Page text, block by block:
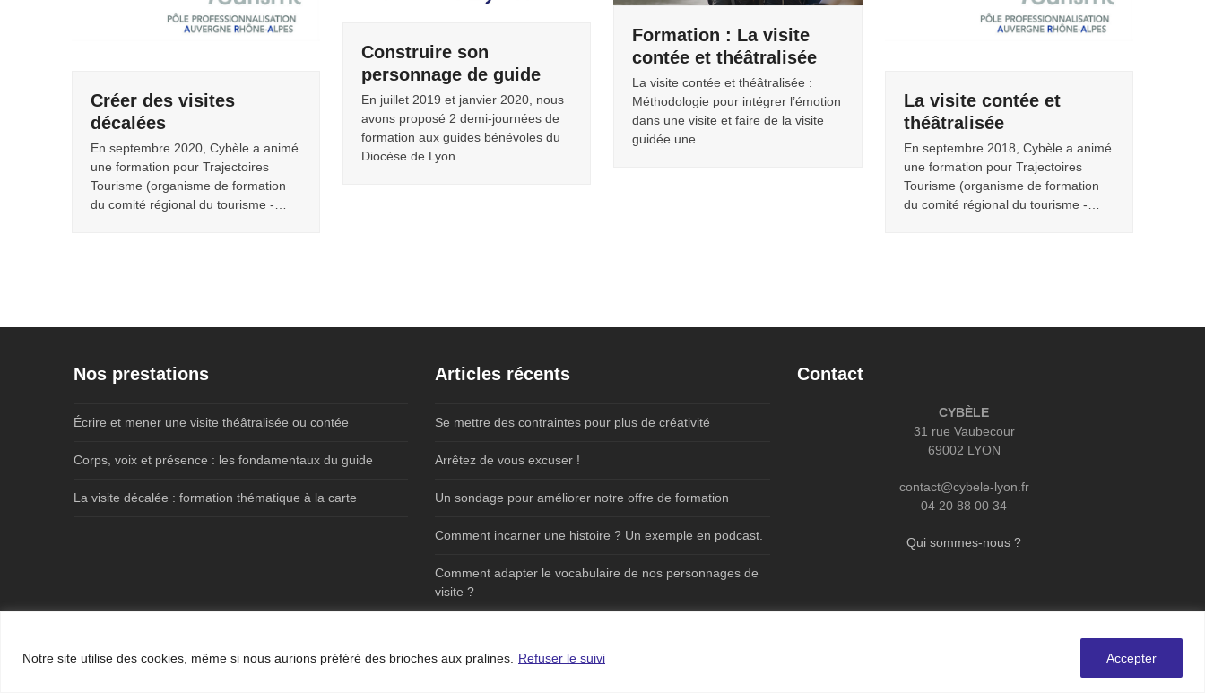
Notre site utilise des cookies, même si nous aurions préféré des brioches aux pralines. Refuser le suivi Accepter
Créer des visites
décalées
En septembre 2020, Cybèle a animé
une formation pour Trajectoires
Tourisme (organisme de formation
du comité régional du tourisme -…
Construire son
personnage de guide
En juillet 2019 et janvier 2020, nous
avons proposé 2 demi-journées de
formation aux guides bénévoles du
Diocèse de Lyon…
Formation : La visite
contée et théâtralisée
La visite contée et théâtralisée :
Méthodologie pour intégrer l’émotion
dans une visite et faire de la visite
guidée une…
La visite contée et
théâtralisée
En septembre 2018, Cybèle a animé
une formation pour Trajectoires
Tourisme (organisme de formation
du comité régional du tourisme -…
Nos prestations
Écrire et mener une visite théâtralisée ou contée
Corps, voix et présence : les fondamentaux du guide
La visite décalée : formation thématique à la carte
Articles récents
Se mettre des contraintes pour plus de créativité
Arrêtez de vous excuser !
Un sondage pour améliorer notre offre de formation
Comment incarner une histoire ? Un exemple en podcast.
Comment adapter le vocabulaire de nos personnages de
visite ?
Contact
CYBÈLE
31 rue Vaubecour
69002 LYON
contact@cybele-lyon.fr
04 20 88 00 34
Qui sommes-nous ?